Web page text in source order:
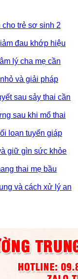
cho trẻ sơ sinh 2
đau khớp hiệu
lý cha mẹ cần
và giải pháp
sau sảy thai cần
sau khi mổ thai
loạn tuyến giáp
giữ gìn sức khỏe
thai mẹ bầu
và cách xử lý an